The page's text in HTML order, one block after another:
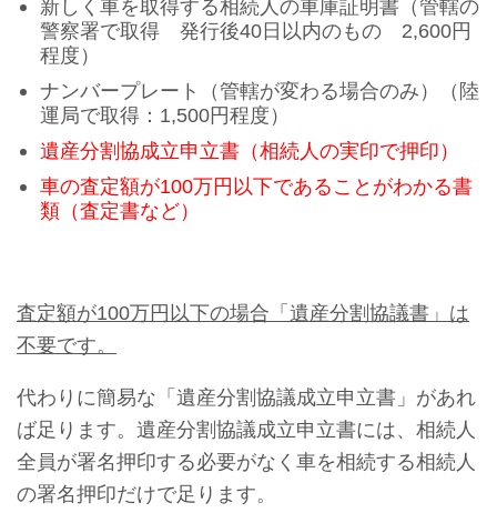
新しく車を取得する相続人の車庫証明書 （管轄の
警察署で取得 発行後40日以内のもの 2,600円
程度）
ナンバープレート（管轄が変わる場合のみ）
（陸
運局で取得：1,500円程度）
遺産分割協成立申立書（相続人の実印で押印）
車の査定額が100万円以下であることがわかる書
類（査定書など）
査定額が100万円以下の場合「遺産分割協議書」は
不要です。
代わりに簡易な「遺産分割協議成立申立書」があれ
ば足ります。遺産分割協議成立申立書には、相続人
全員が署名押印する必要がなく車を相続する相続人
の署名押印だけで足ります。